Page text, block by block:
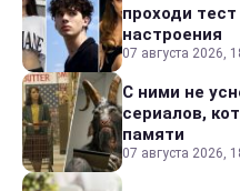
проходи
настроения
07 августа 2026,
С ними не
сериалов,
памяти
07 августа 2026,